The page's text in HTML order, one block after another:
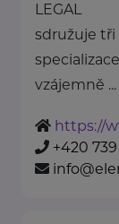
LEGAL
sdružuje tři
vzájemně ...
https://
+420